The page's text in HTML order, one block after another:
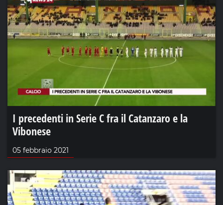
I precedenti in Serie C fra il Catanzaro e la
Vibonese
05 febbraio 2021